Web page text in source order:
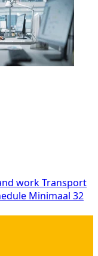
workTransport
Minimaal 32